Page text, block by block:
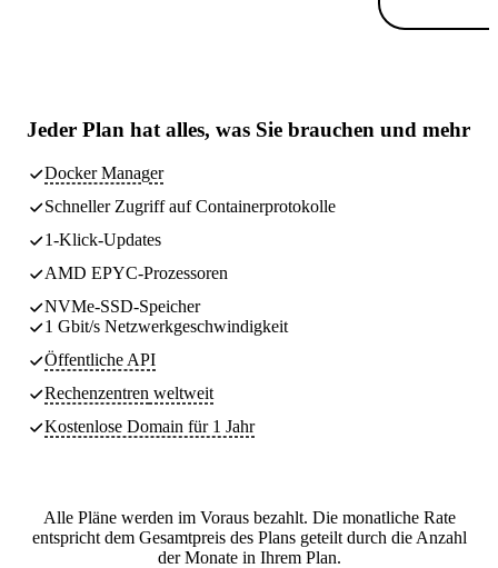
Jeder Plan hat alles, was Sie brauchen und mehr
Docker Manager
Schneller Zugriff auf Containerprotokolle
1-Klick-Updates
AMD EPYC-Prozessoren
NVMe-SSD-Speicher
1 Gbit/s Netzwerkgeschwindigkeit
Öffentliche API
Rechenzentren weltweit
Kostenlose Domain für 1 Jahr
Alle Pläne werden im Voraus bezahlt. Die monatliche Rate
entspricht dem Gesamtpreis des Plans geteilt durch die Anzahl
der Monate in Ihrem Plan.